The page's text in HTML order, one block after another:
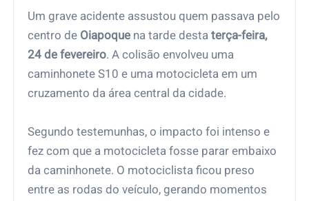
Um grave acidente assustou quem passava pelo
centro de Oiapoque na tarde destaterça-feira,
24 de fevereiro. A colisão envolveu uma
caminhonete S10 e uma motocicleta em um
cruzamento da área central da cidade.
Segundo testemunhas, o impacto foi intenso e
fez com que a motocicleta fosse parar embaixo
da caminhonete. O motociclista ficou preso
entre as rodas do veículo, gerando momentos